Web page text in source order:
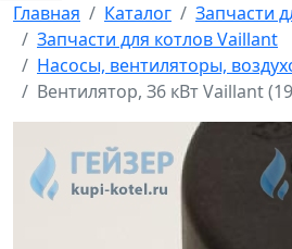
Главная Каталог
Запчасти
Запчасти для котлов Vaillant
Насосы, вентиляторы,
Вентилятор, З6 кВт Vaillant